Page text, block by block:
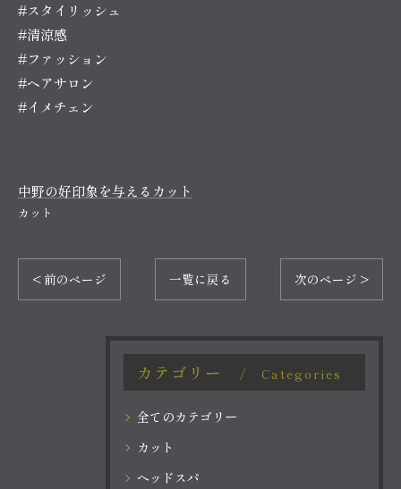
#スタイリッシュ
#清涼感
#ファッション
#ヘアサロン
#イメチェン
中野の好印象を与えるカット
カット
< 前のページ 一覧に戻る 次のページ >
カテゴリー Categories
全てのカテゴリー
カット
ヘッドスパ